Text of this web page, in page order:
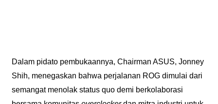
Dalam pidato pembukaannya, Chairman ASUS, Jonney
Shih, menegaskan bahwa perjalanan ROG dimulai dari
semangat menolak status quo demi berkolaborasi